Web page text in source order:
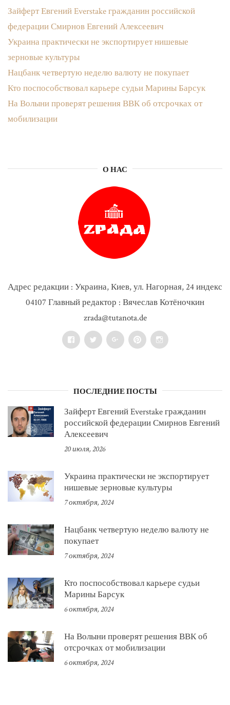
Зайферт Евгений Everstake гражданин российской
федерации Смирнов Евгений Алексеевич
Украина практически не экспортирует нишевые
зерновые культуры
Нацбанк четвертую неделю валюту не покупает
Кто поспособствовал карьере судьи Марины Барсук
На Волыни проверят решения ВВК об отсрочках от
мобилизации
О НАС
Адрес редакции : Украина, Киев, ул. Нагорная, 24 индекс
04107 Главный редактор : Вячеслав Котёночкин
zrada@tutanota.de
FacebookTwitter Google+PinterestInstagram
ПОСЛЕДНИЕ ПОСТЫ
Зайферт Евгений Everstake гражданин
российской федерации Смирнов Евгений
Алексеевич
20 июля, 2026
Украина практически не экспортирует
нишевые зерновые культуры
7 октября, 2024
Нацбанк четвертую неделю валюту не
покупает
7 октября, 2024
Кто поспособствовал карьере судьи
Марины Барсук
6 октября, 2024
На Волыни проверят решения ВВК об
отсрочках от мобилизации
6 октября, 2024